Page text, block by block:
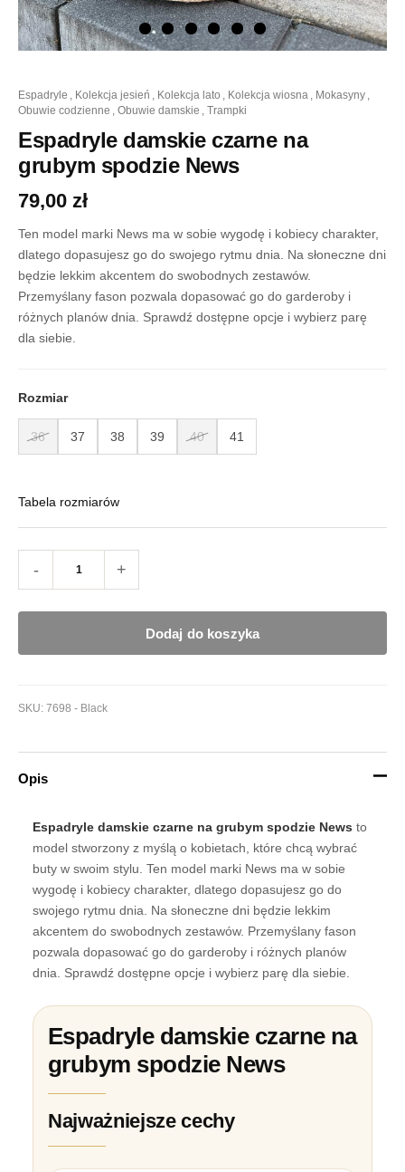
espadryle , kolekcja jesień , kolekcja lato , kolekcja wiosna , mokasyny ,
obuwie codzienne , obuwie damskie , trampki
Espadryle damskie czarne na
grubym spodzie News
79,00 zł
Ten model marki News ma w sobie wygodę i kobiecy charakter,
dlatego dopasujesz go do swojego rytmu dnia. Na słoneczne dni
będzie lekkim akcentem do swobodnych zestawów.
Przemyślany fason pozwala dopasować go do garderoby i
różnych planów dnia. Sprawdź dostępne opcje i wybierz parę
dla siebie.
Rozmiar
36 37 38 39 40 41
Tabela rozmiarów
-
Espadryle
damskie
czarne
na
grubym
News
+
Dodaj do koszyka
SKU: 7698 - Black
Opis
Espadryle damskie czarne na grubym spodzie News to
model stworzony z myślą o kobietach, które chcą wybrać
buty w swoim stylu. Ten model marki News ma w sobie
wygodę i kobiecy charakter, dlatego dopasujesz go do
swojego rytmu dnia. Na słoneczne dni będzie lekkim
akcentem do swobodnych zestawów. Przemyślany fason
pozwala dopasować go do garderoby i różnych planów
dnia. Sprawdź dostępne opcje i wybierz parę dla siebie.
Espadryle damskie czarne na
grubym spodzie News
Najważniejsze cechy